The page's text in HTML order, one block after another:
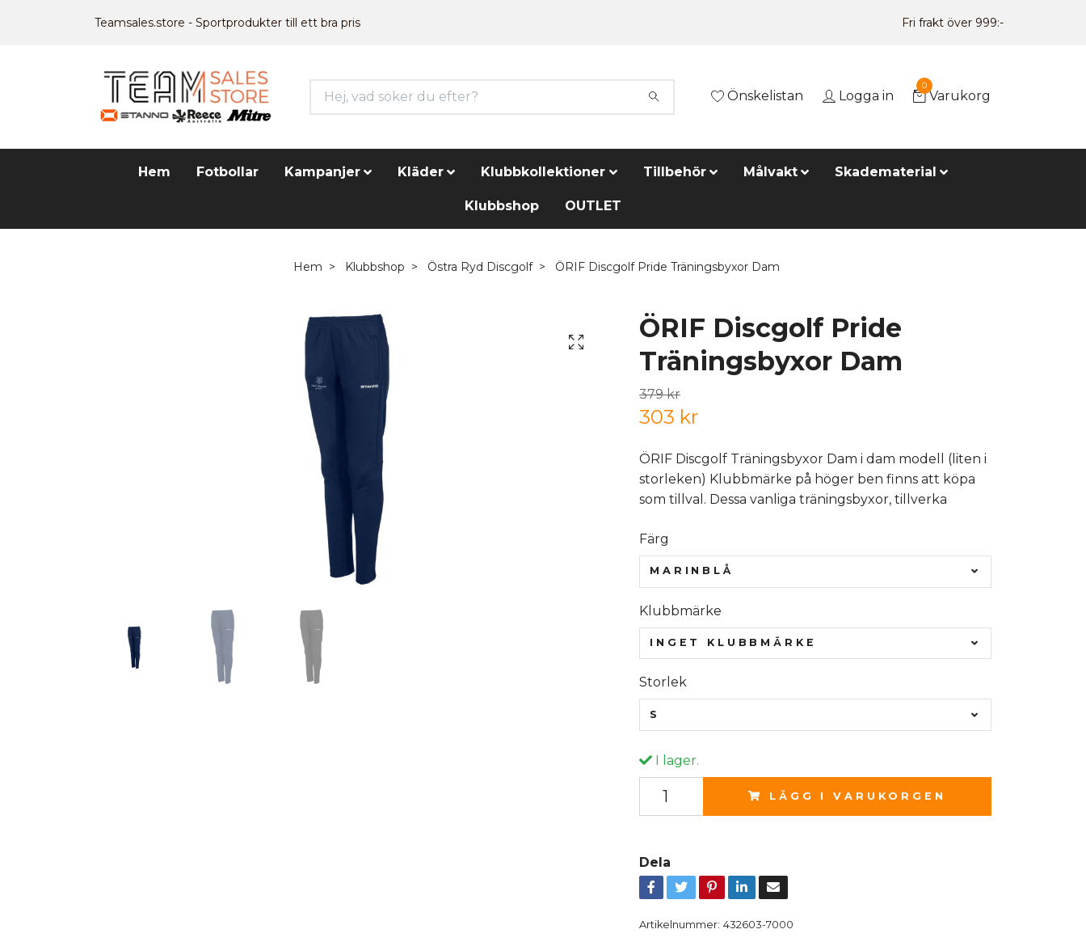
Teamsales.store - Sportprodukter till ett bra pris Fri frakt över 999:-
Önskelistan Logga in
0
Varukorg
Hem Fotbollar Kampanjer Kläder Klubbkollektioner Tillbehör Målvakt Skadematerial
Klubbshop OUTLET
Hem Klubbshop Östra Ryd Discgolf ÖRIF Discgolf Pride Träningsbyxor Dam
ÖRIF Discgolf Pride
Träningsbyxor Dam
379 kr
303 kr
ÖRIF Discgolf Träningsbyxor Dam i dam modell (liten i
storleken) Klubbmärke på höger ben finns att köpa
som tillval. Dessa vanliga träningsbyxor, tillverka
Färg
MARINBLÅ
Klubbmärke
INGET KLUBBMÄRKE
Storlek
S
I lager.
LÄGG I VARUKORGEN
Dela
Artikelnummer: 432603-7000